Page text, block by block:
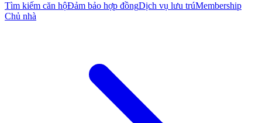
Tìm kiếm căn hộĐảm bảo hợp đồngDịch vụ lưu trúMembership
Chủ nhà